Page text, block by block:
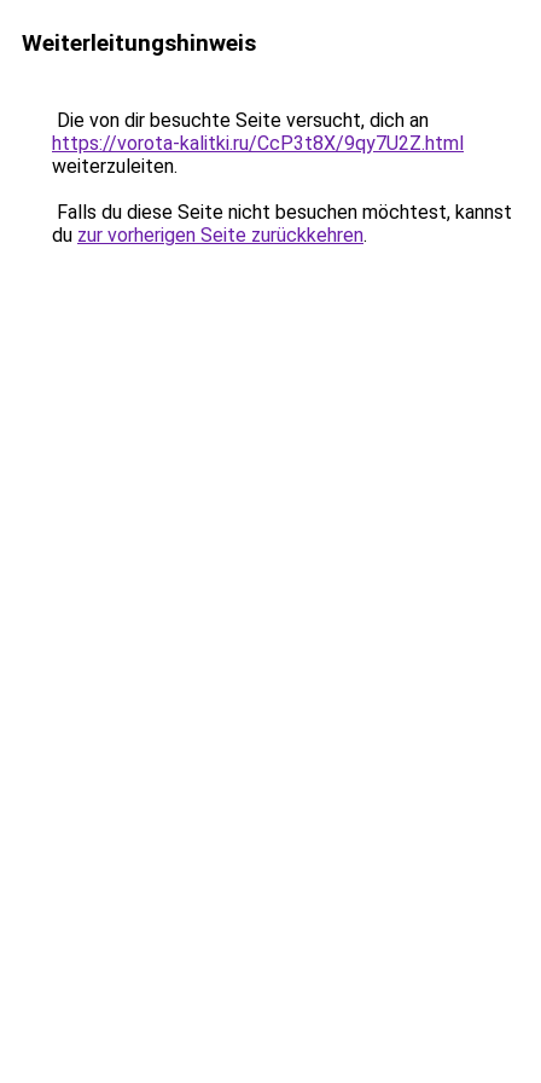
Weiterleitungshinweis
Die von dir besuchte Seite versucht, dich an
https://vorota-kalitki.ru/CcP3t8X/9qy7U2Z.html
weiterzuleiten.
Falls du diese Seite nicht besuchen möchtest, kannst
du zur vorherigen Seite zurückkehren.